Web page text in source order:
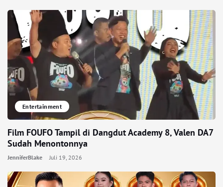
Entertainment
Film FOUFO Tampil di Dangdut Academy 8, Valen DA7
Sudah Menontonnya
JenniferBlake Juli 19, 2026